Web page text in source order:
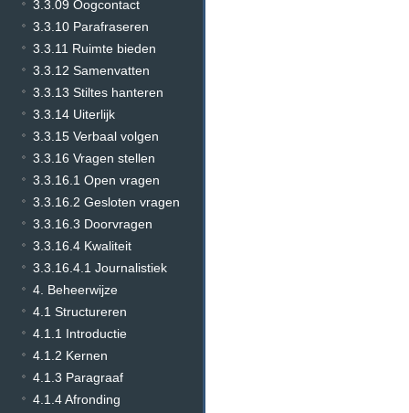
3.3.09 Oogcontact
3.3.10 Parafraseren
3.3.11 Ruimte bieden
3.3.12 Samenvatten
3.3.13 Stiltes hanteren
3.3.14 Uiterlijk
3.3.15 Verbaal volgen
3.3.16 Vragen stellen
3.3.16.1 Open vragen
3.3.16.2 Gesloten vragen
3.3.16.3 Doorvragen
3.3.16.4 Kwaliteit
3.3.16.4.1 Journalistiek
4. Beheerwijze
4.1 Structureren
4.1.1 Introductie
4.1.2 Kernen
4.1.3 Paragraaf
4.1.4 Afronding